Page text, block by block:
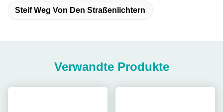
Steif Weg Von Den Straßenlichtern
Verwandte Produkte